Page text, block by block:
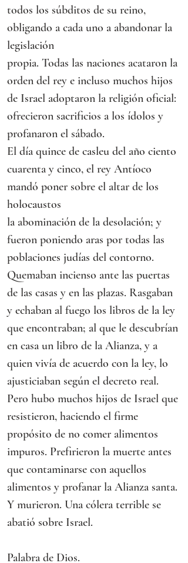
todos los súbditos de su reino,
obligando a cada uno a abandonar la
legislación
propia. Todas las naciones acataron la
orden del rey e incluso muchos hijos
de Israel adoptaron la religión oficial:
ofrecieron sacrificios a los ídolos y
profanaron el sábado.
El día quince de casleu del año ciento
cuarenta y cinco, el rey Antíoco
mandó poner sobre el altar de los
holocaustos
la abominación de la desolación; y
fueron poniendo aras por todas las
poblaciones judías del contorno.
Quemaban incienso ante las puertas
de las casas y en las plazas. Rasgaban
y echaban al fuego los libros de la ley
que encontraban; al que le descubrían
en casa un libro de la Alianza, y a
quien vivía de acuerdo con la ley, lo
ajusticiaban según el decreto real.
Pero hubo muchos hijos de Israel que
resistieron, haciendo el firme
propósito de no comer alimentos
impuros. Prefirieron la muerte antes
que contaminarse con aquellos
alimentos y profanar la Alianza santa.
Y murieron. Una cólera terrible se
abatió sobre Israel.
Palabra de Dios.